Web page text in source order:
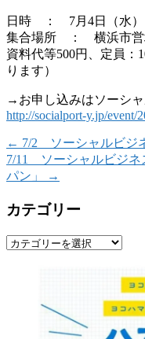
日時 ： 7月4日（水）
集合場所 ： 横浜市営
資料代等500円、定員：
ります）
→お申し込みはソーシ
http://socialport-y.jp/event/
← 7/2 ソーシャルビジ
7/11 ソーシャルビジネ
パン」
→
カテゴリー
カ